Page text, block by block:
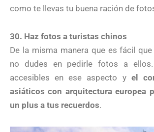
como te llevas tu buena ración de
30. Haz fotos a turistas chinos
De la misma manera que es fácil
no dudes en pedirle fotos a
accesibles en ese aspecto y el
asiáticos con arquitectura europea
un plus a tus recuerdos.